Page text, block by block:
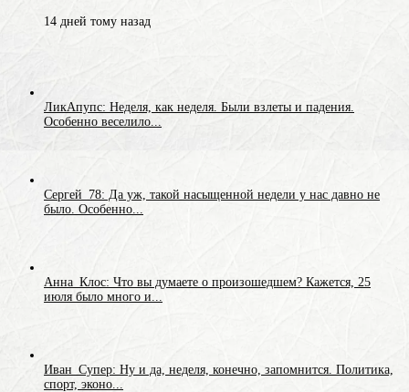
14 дней тому назад
ЛикАпупс: Неделя, как неделя. Были взлеты и падения.
Особенно веселило...
Сергей_78: Да уж, такой насыщенной недели у нас давно не
было. Особенно...
Анна_Клос: Что вы думаете о произошедшем? Кажется, 25
июля было много и...
Иван_Супер: Ну и да, неделя, конечно, запомнится. Политика,
спорт, эконо...